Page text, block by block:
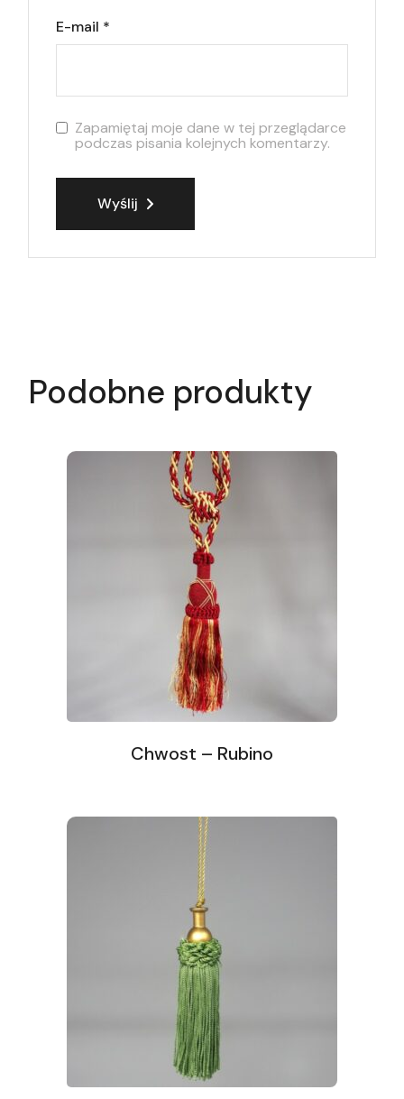
E-mail *
Zapamiętaj moje dane w tej przeglądarce
podczas pisania kolejnych komentarzy.
Wyślij
Podobne produkty
Chwost – Rubino